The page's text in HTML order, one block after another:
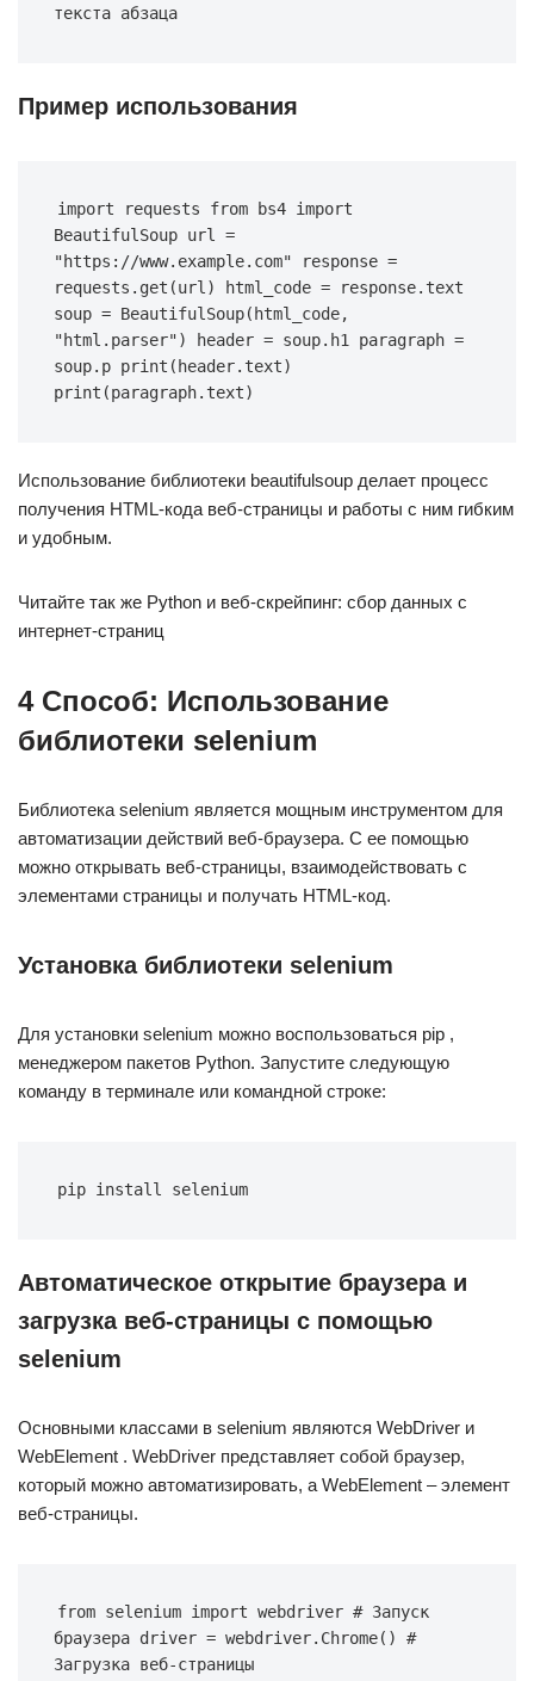
текста абзаца
Пример использования
import requests from bs4 import
BeautifulSoup url =
"https://www.example.com" response =
requests.get(url) html_code = response.text
soup = BeautifulSoup(html_code,
"html.parser") header = soup.h1 paragraph =
soup.p print(header.text)
print(paragraph.text)
Использование библиотеки beautifulsoup делает процесс
получения HTML-кода веб-страницы и работы с ним гибким
и удобным.
Читайте так же Python и веб-скрейпинг: сбор данных с
интернет-страниц
4 Способ: Использование
библиотеки selenium
Библиотека selenium является мощным инструментом для
автоматизации действий веб-браузера. С ее помощью
можно открывать веб-страницы, взаимодействовать с
элементами страницы и получать HTML-код.
Установка библиотеки selenium
Для установки selenium можно воспользоваться pip ,
менеджером пакетов Python. Запустите следующую
команду в терминале или командной строке:
pip install selenium
Автоматическое открытие браузера и
загрузка веб-страницы с помощью
selenium
Основными классами в selenium являются WebDriver и
WebElement . WebDriver представляет собой браузер,
который можно автоматизировать, а WebElement – элемент
веб-страницы.
from selenium import webdriver # Запуск
браузера driver = webdriver.Chrome() #
Загрузка веб-страницы